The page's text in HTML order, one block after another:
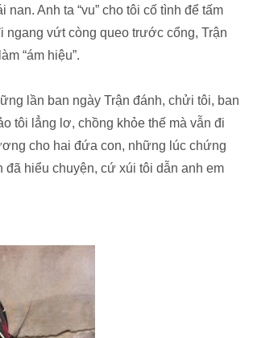
Anh ta “vu” cho tôi cố tình để tấm
ngang vứt còng queo trước cổng, Trận
“ám hiệu”.
lần ban ngày Trận đánh, chửi tôi, ban
tôi lẳng lơ, chồng khỏe thế mà vẫn đi
cho hai đứa con, những lúc chứng
đã hiểu chuyện, cứ xúi tôi dẫn anh em